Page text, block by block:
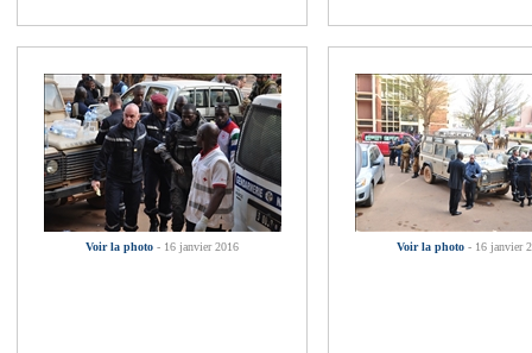
Voir la photo - 16 janvier 2016 Voir la photo - 16 janvier